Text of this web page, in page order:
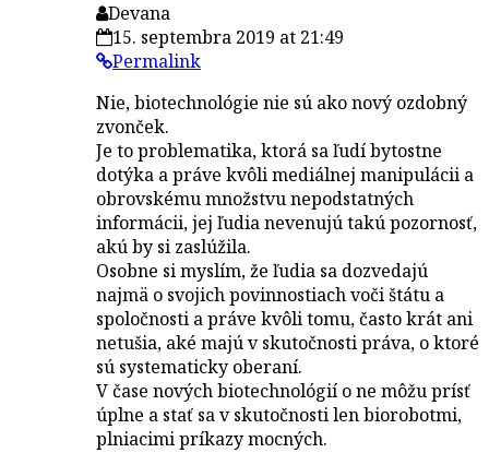
Devana
15. septembra 2019 at 21:49
Permalink
Nie, biotechnológie nie sú ako nový ozdobný
zvonček.
Je to problematika, ktorá sa ľudí bytostne
dotýka a práve kvôli mediálnej manipulácii a
obrovskému množstvu nepodstatných
informácii, jej ľudia nevenujú takú pozornosť,
akú by si zaslúžila.
Osobne si myslím, že ľudia sa dozvedajú
najmä o svojich povinnostiach voči štátu a
spoločnosti a práve kvôli tomu, často krát ani
netušia, aké majú v skutočnosti práva, o ktoré
sú systematicky oberaní.
V čase nových biotechnológií o ne môžu prísť
úplne a stať sa v skutočnosti len biorobotmi,
plniacimi príkazy mocných.